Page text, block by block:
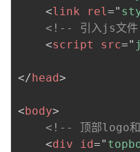
<link rel="
<!-- 引入js文
<script src="
</ head>
< body>
<!-- 顶部logo
<div id="